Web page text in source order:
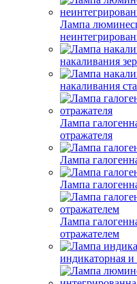
Лампа
накаливания
накаливания
Лампа
отражателя
Лампа
Лампа
Лампа
отражателем
индикаторная и